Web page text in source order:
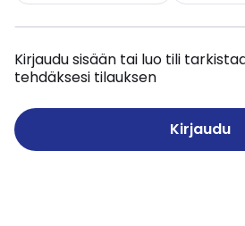
Kirjaudu sisään tai luo tili
tehdäksesi tilauksen
Kirjaudu